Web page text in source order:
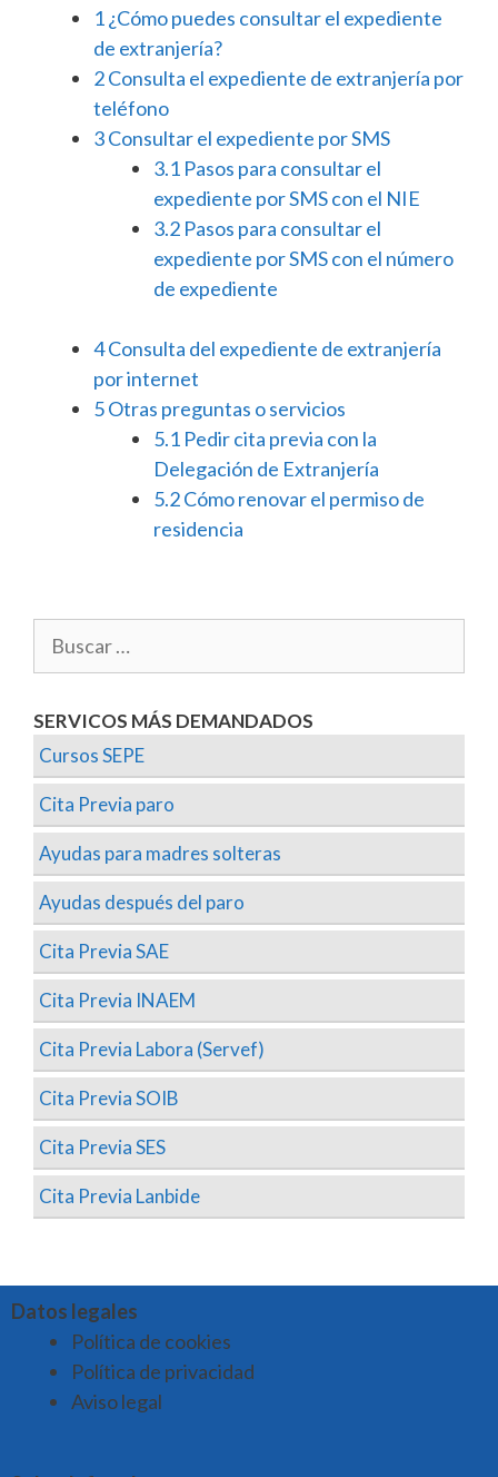
1¿Cómo puedes consultar el expediente
de extranjería?
2Consulta el expediente de extranjería por
teléfono
3Consultar el expediente por SMS
3.1 Pasos para consultar el
expediente por SMS con el NIE
3.2 Pasos para consultar el
expediente por SMS con el número
de expediente
4Consulta del expediente de extranjería
por internet
5Otras preguntas o servicios
5.1 Pedir cita previa con la
Delegación de Extranjería
5.2Cómo renovar el permiso de
residencia
SERVICOS MÁS DEMANDADOS
Cursos SEPE
Cita Previa paro
Ayudas para madres solteras
Ayudas después del paro
Cita Previa SAE
Cita Previa INAEM
Cita Previa Labora (Servef)
Cita Previa SOIB
Cita Previa SES
Cita Previa Lanbide
Datos legales
Política de cookies
Política de privacidad
Aviso legal